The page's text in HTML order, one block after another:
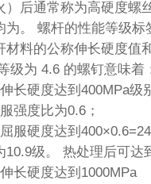
）后通常称为高硬度螺
为。 螺杆的性能等级标
材料的公称伸长硬度值
级为 4.6 的螺钉意味着
长硬度达到400MPa级
强度比为0.6；
服硬度达到
10.9级。 热处理后可达
长硬度达到1000MPa